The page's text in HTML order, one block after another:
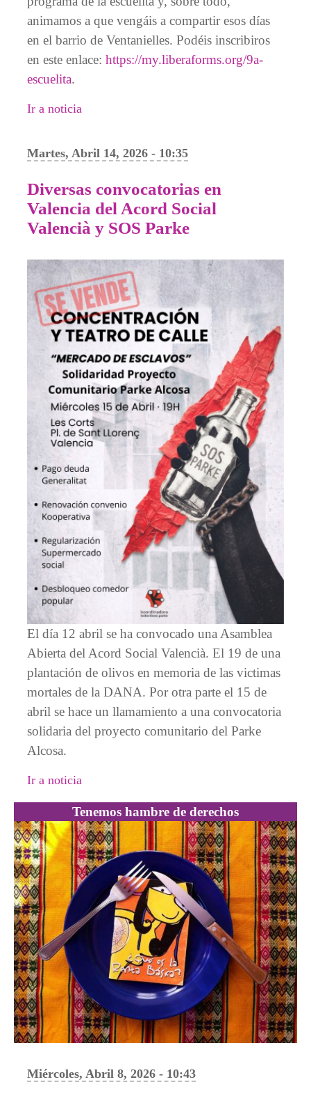
animamos a que vengáis a compartir esos días
en el barrio de Ventanielles. Podéis inscribiros
en este enlace:https://my.liberaforms.org/9a-
escuelita.
Ir a noticia
Martes, Abril 14, 2026 - 10:35
Diversas convocatorias en
Valencia del Acord Social
Valencià y SOS Parke
El día 12 abril se ha convocado una Asamblea
Abierta del Acord Social Valencià. El 19 de una
plantación de olivos en memoria de las victimas
mortales de la DANA. Por otra parte el 15 de
abril se hace un llamamiento a una convocatoria
solidaria del proyecto comunitario del Parke
Alcosa.
Ir a noticia
Tenemos hambre de derechos
Miércoles, Abril 8, 2026 - 10:43